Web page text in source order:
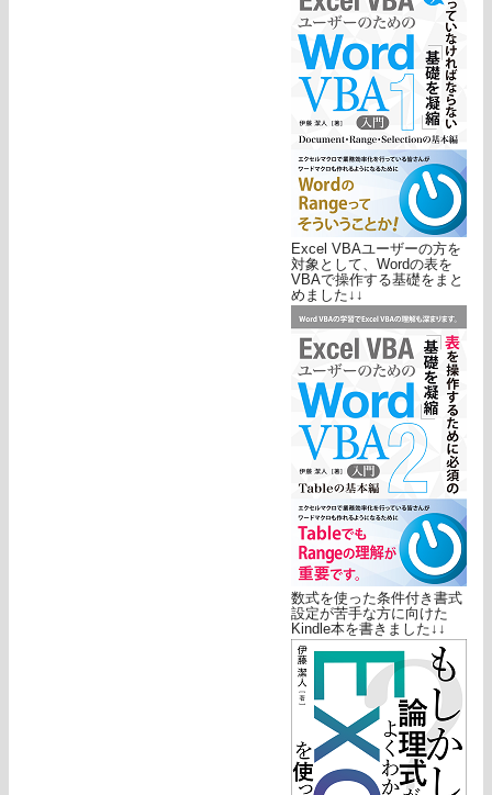
Excel VBAユーザーの方を
対象として、Wordの表を
VBAで操作する基礎をまと
めました↓↓
数式を使った条件付き書式
設定が苦手な方に向けた
Kindle本を書きました↓↓